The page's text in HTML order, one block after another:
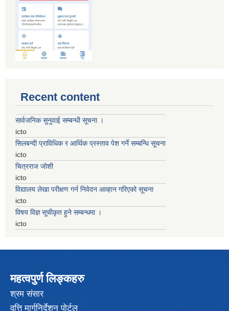
Recent content
सार्वजनिक सुनुवाई सम्बन्धी सूचना ।
icto
सिलबन्दी प्राविधिक र आर्थिक प्रस्ताव पेश गर्ने सम्बन्धि सूचना
icto
चित्रराज जोशी
icto
विद्यालय लेखा परीक्षण गर्न निवेदन आव्हान गरिएको सूचना
icto
विषय विज्ञ सूचीकृत हुने सम्बन्धमा ।
icto
महत्वपुर्ण लिङ्कहरु
श्रम संसार
वृत्ति मार्गनिर्देशन पोर्टल